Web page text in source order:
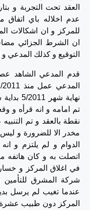
عدم اخلاله باي
للمركز و ان اشكالات
ان الشرط الجزائي
التوقيع و كذلك المدعي
قدم المدعي الشاهد
تم امامه و انه قرأه و
نقطة بالعقد و تم
مخدر الا للضرورة و
الدوام و لم يلتزم و
اتصلت به و كان هاتفه
في اغلاق المركز و
شركة المشرق للتأمين
عندما تغيب لم يرسل
المركز دون طبيب عشرة